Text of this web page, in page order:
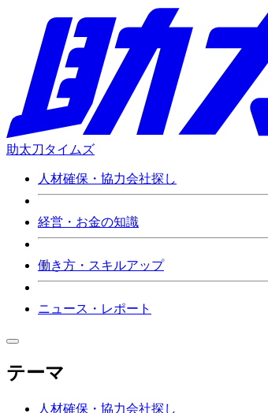
助太刀タイムズ
人材確保・協力会社探し
経営・お金の知識
働き方・スキルアップ
ニュース・レポート
テーマ
人材確保・協力会社探し